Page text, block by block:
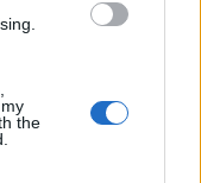
the
jelentésében a
e10s verziójával
a Mozilla azt is
OS X operációs